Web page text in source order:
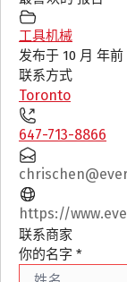
工具机械
发布于 10 月 年前
联系方式
Toronto
647-713-8866
https://
联系商家
你的名字 *